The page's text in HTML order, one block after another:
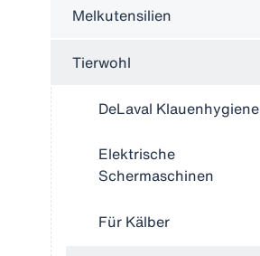
Melkutensilien
Tierwohl
DeLaval Klauenhygiene
Elektrische
Schermaschinen
Für Kälber